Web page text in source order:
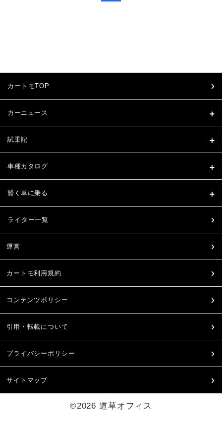
カートモTOP
カーニュース
試乗記
車種カタログ
賢く車に乗る
ライター一覧
運営
カートモ利用規約
コンテンツポリシー
引用・転載について
プライバシーポリシー
サイトマップ
©2026 道草オフィス